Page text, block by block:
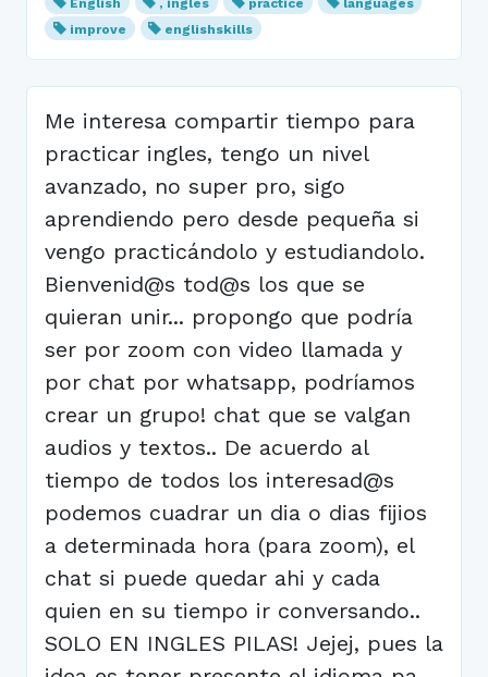
English , ingles practice
languages
improve
englishskills
Me interesa compartir tiempo para
practicar ingles, tengo un nivel
avanzado, no super pro, sigo
aprendiendo pero desde pequeña si
vengo practicándolo y estudiandolo.
Bienvenid@s tod@s los que se
quieran unir... propongo que podría
ser por zoom con video llamada y
por chat por whatsapp, podríamos
crear un grupo! chat que se valgan
audios y textos.. De acuerdo al
tiempo de todos los interesad@s
podemos cuadrar un dia o dias fijios
a determinada hora (para zoom), el
chat si puede quedar ahi y cada
quien en su tiempo ir conversando..
SOLO EN INGLES PILAS! Jejej, pues la